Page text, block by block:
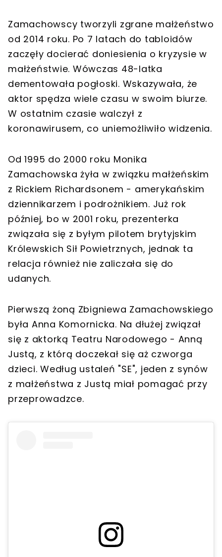
Zamachowscy tworzyli zgrane małżeństwo
od 2014 roku. Po 7 latach do tabloidów
zaczęły docierać doniesienia o kryzysie w
małżeństwie. Wówczas 48-latka
dementowała pogłoski. Wskazywała, że
aktor spędza wiele czasu w swoim biurze.
W ostatnim czasie walczył z
koronawirusem, co uniemożliwiło widzenia.
Od 1995 do 2000 roku Monika
Zamachowska żyła w związku małżeńskim
z Rickiem Richardsonem - amerykańskim
dziennikarzem i podrożnikiem. Już rok
później, bo w 2001 roku, prezenterka
związała się z byłym pilotem brytyjskim
Królewskich Sił Powietrznych, jednak ta
relacja również nie zaliczała się do
udanych.
Pierwszą żoną Zbigniewa Zamachowskiego
była Anna Komornicka. Na dłużej związał
się z aktorką Teatru Narodowego - Anną
Justą, z którą doczekał się aż czworga
dzieci. Według ustaleń "SE", jeden z synów
z małżeństwa z Justą miał pomagać przy
przeprowadzce.